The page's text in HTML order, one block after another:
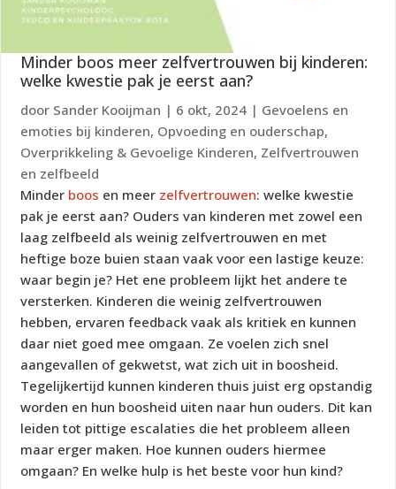
Minder boos meer zelfvertrouwen bij kinderen:
welke kwestie pak je eerst aan?
door Sander Kooijman | 6 okt, 2024 | Gevoelens en
emoties bij kinderen, Opvoeding en ouderschap,
Overprikkeling & Gevoelige Kinderen, Zelfvertrouwen
en zelfbeeld
Minder boos en meer zelfvertrouwen: welke kwestie
pak je eerst aan? Ouders van kinderen met zowel een
laag zelfbeeld als weinig zelfvertrouwen en met
heftige boze buien staan vaak voor een lastige keuze:
waar begin je? Het ene probleem lijkt het andere te
versterken. Kinderen die weinig zelfvertrouwen
hebben, ervaren feedback vaak als kritiek en kunnen
daar niet goed mee omgaan. Ze voelen zich snel
aangevallen of gekwetst, wat zich uit in boosheid.
Tegelijkertijd kunnen kinderen thuis juist erg opstandig
worden en hun boosheid uiten naar hun ouders. Dit kan
leiden tot pittige escalaties die het probleem alleen
maar erger maken. Hoe kunnen ouders hiermee
omgaan? En welke hulp is het beste voor hun kind?